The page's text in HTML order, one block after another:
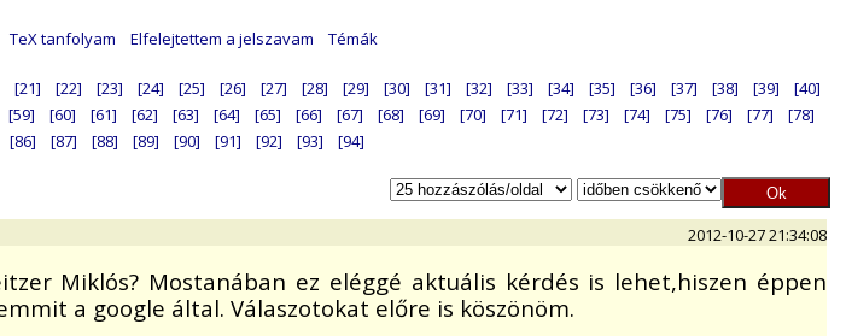
TeX tanfolyam Elfelejtettem a jelszavam Témák
[21] [22] [23] [24] [25] [26] [27] [28] [29] [30] [31] [32] [33] [34] [35] [36] [37] [38] [39]
[40]
[59] [60] [61] [62] [63] [64] [65] [66] [67] [68] [69] [70] [71] [72] [73] [74] [75] [76] [77]
[78]
[86] [87] [88] [89] [90] [91] [92] [93] [94]
2012-10-27 21:34:08
Miklós? Mostanában ez eléggé aktuális kérdés is lehet,hiszen éppen
a google által. Válaszotokat előre is köszönöm.